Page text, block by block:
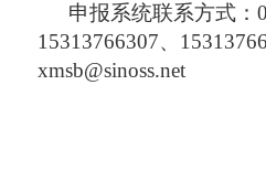
申报系统联系方式：
15313766307、
xmsb@sinoss.net